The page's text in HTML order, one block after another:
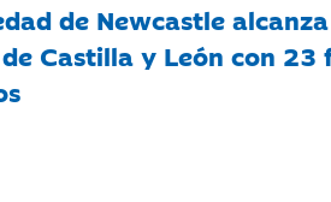
de Newcastle
Castilla y León con 23